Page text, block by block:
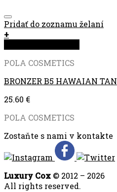
Pridať do zoznamu želaní
+
POLA COSMETICS
BRONZER B5 HAWAIAN TAN
25.60 €
POLA COSMETICS
Zostaňte s nami v kontakte
Luxury Cox © 2012 – 2026
All rights reserved.